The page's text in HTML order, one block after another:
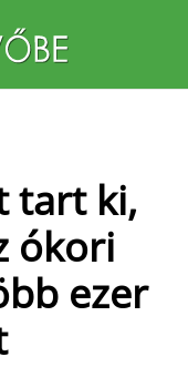
tart ki,
ókori
ezer